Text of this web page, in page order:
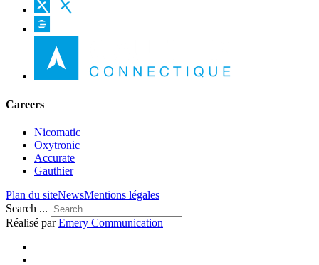
Careers
Nicomatic
Oxytronic
Accurate
Gauthier
Plan du siteNewsMentions légales
Search ...
Réalisé parEmery Communication